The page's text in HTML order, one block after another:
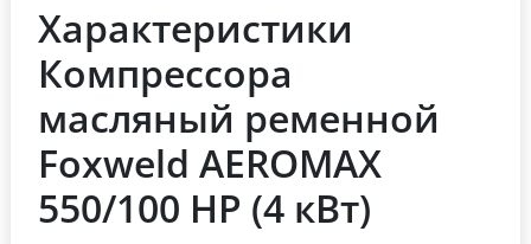
Характеристики
Компрессора
масляный ременной
Foxweld AEROMAX
550/100 HP (4 кВт)